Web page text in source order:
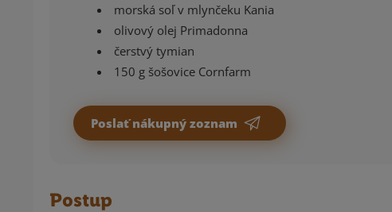
morská soľ v mlynčeku Kania
olivový olej Primadonna
čerstvý tymian
150 g šošovice Cornfarm
Poslať nákupný zoznam
Postup